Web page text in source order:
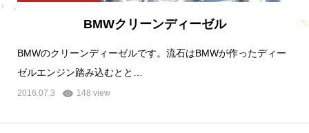
BMWクリーンディーゼル
BMWのクリーンディーゼルです。流石はBMWが作ったディー
ゼルエンジン踏み込むとと…
2016.07.3 148 view